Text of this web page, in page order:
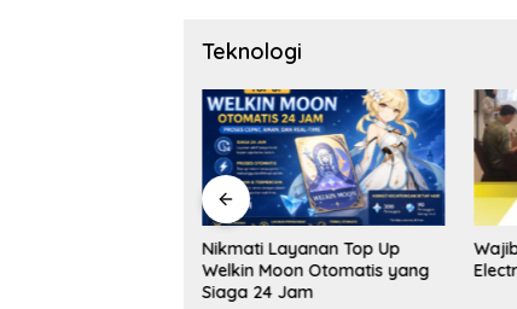
Teknologi
Nikmati Layanan Top Up
Welkin Moon Otomatis yang
Siaga 24 Jam